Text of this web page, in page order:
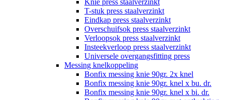
Knie press staalverzinkt
T-stuk press staalverzinkt
Eindkap press staalverzinkt
Overschuifsok press staalverzinkt
Verloopsok press staalverzinkt
Insteekverloop press staalverzinkt
Universele overgangsfitting press
Messing knelkoppeling
Bonfix messing knie 90gr. 2x knel
Bonfix messing knie 90gr. knel x bu. dr.
Bonfix messing knie 90gr. knel x bi. dr.